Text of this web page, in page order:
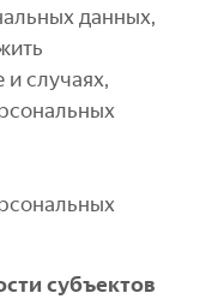
данных,
случаях,
субъектов